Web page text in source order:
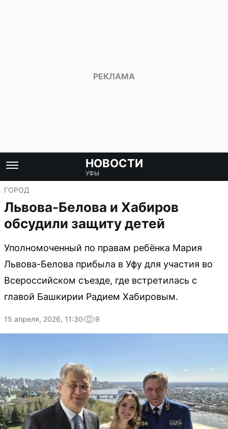
НОВОСТИ
УФЫ
ГОРОД
Львова-Белова и Хабиров
обсудили защиту детей
Уполномоченный по правам ребёнка Мария
Львова-Белова прибыла в Уфу для участия во
Всероссийском съезде, где встретилась с
главой Башкирии Радием Хабировым.
15 апреля, 2026, 11:30 9